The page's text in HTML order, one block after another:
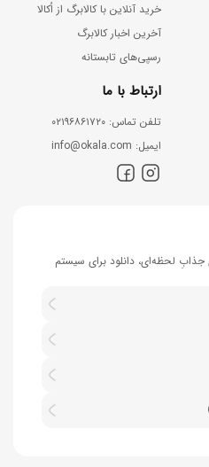
خرید آنلاین با کالابرگ از اُکالا
آخرین اخبار کالابرگ
رسپی‌های تابستانه
ارتباط با ما
ﺗﻠﻔﻦ ﺗﻤﺎس: ۰۲۱۹۶۸۶۱۷۲۰
اﯾﻤﯿﻞ: info@okala.com
لحظه‌ای، دانلود برای سیستم